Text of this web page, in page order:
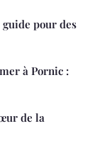
pour des
à Pornic :
de la